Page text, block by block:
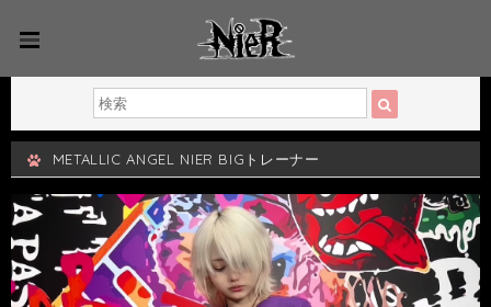
METALLIC ANGEL NIER BIGトレーナー